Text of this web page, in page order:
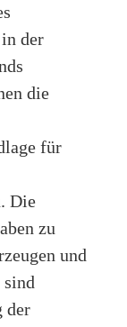
der
die
für
Die
zu
und
sind
der